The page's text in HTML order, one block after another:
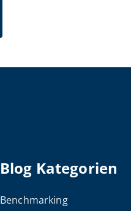
Blog Kategorien
Benchmarking